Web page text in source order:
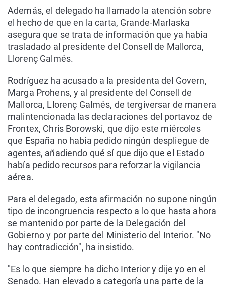
Además, el delegado ha llamado la atención sobre
el hecho de que en la carta, Grande-Marlaska
asegura que se trata de información que ya había
trasladado al presidente del Consell de Mallorca,
Llorenç Galmés.
Rodríguez ha acusado a la presidenta del Govern,
Marga Prohens, y al presidente del Consell de
Mallorca, Llorenç Galmés, de tergiversar de manera
malintencionada las declaraciones del portavoz de
Frontex, Chris Borowski, que dijo este miércoles
que España no había pedido ningún despliegue de
agentes, añadiendo qué sí que dijo que el Estado
había pedido recursos para reforzar la vigilancia
aérea.
Para el delegado, esta afirmación no supone ningún
tipo de incongruencia respecto a lo que hasta ahora
se mantenido por parte de la Delegación del
Gobierno y por parte del Ministerio del Interior. "No
hay contradicción", ha insistido.
"Es lo que siempre ha dicho Interior y dije yo en el
Senado. Han elevado a categoría una parte de la